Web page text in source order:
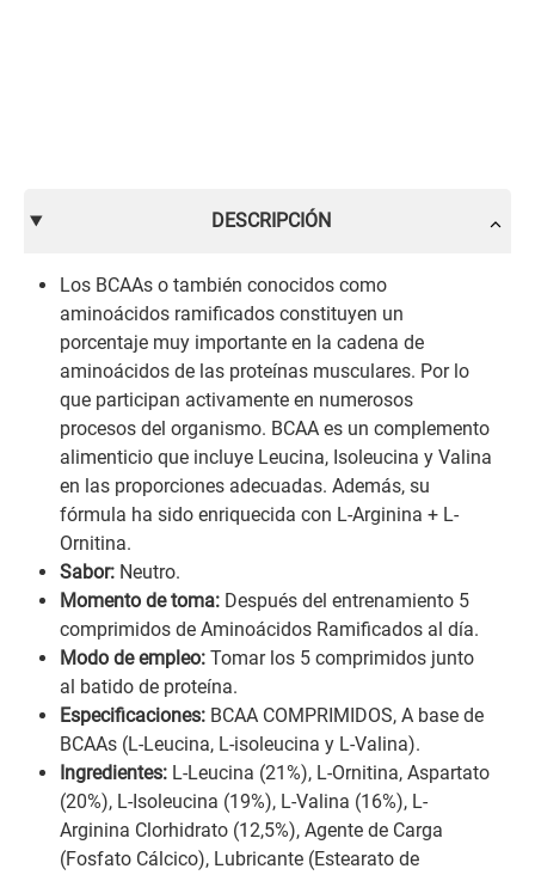
DESCRIPCIÓN
Los BCAAs o también conocidos como
aminoácidos ramificados constituyen un
porcentaje muy importante en la cadena de
aminoácidos de las proteínas musculares. Por lo
que participan activamente en numerosos
procesos del organismo. BCAA es un complemento
alimenticio que incluye Leucina, Isoleucina y Valina
en las proporciones adecuadas. Además, su
fórmula ha sido enriquecida con L-Arginina + L-
Ornitina.
Sabor: Neutro.
Momento de toma: Después del entrenamiento 5
comprimidos de Aminoácidos Ramificados al día.
Modo de empleo: Tomar los 5 comprimidos junto
al batido de proteína.
Especificaciones: BCAA COMPRIMIDOS, A base de
BCAAs (L-Leucina, L-isoleucina y L-Valina).
Ingredientes: L-Leucina (21%), L-Ornitina, Aspartato
(20%), L-Isoleucina (19%), L-Valina (16%), L-
Arginina Clorhidrato (12,5%), Agente de Carga
(Fosfato Cálcico), Lubricante (Estearato de